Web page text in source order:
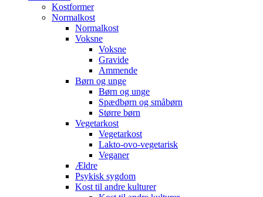
Kostformer
Normalkost
Normalkost
Voksne
Voksne
Gravide
Ammende
Børn og unge
Børn og unge
Spædbørn og småbørn
Større børn
Vegetarkost
Vegetarkost
Lakto-ovo-vegetarisk
Veganer
Ældre
Psykisk sygdom
Kost til andre kulturer